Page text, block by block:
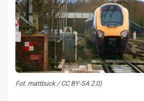
Fot. mattbuck / CC BY-SA 2.0)